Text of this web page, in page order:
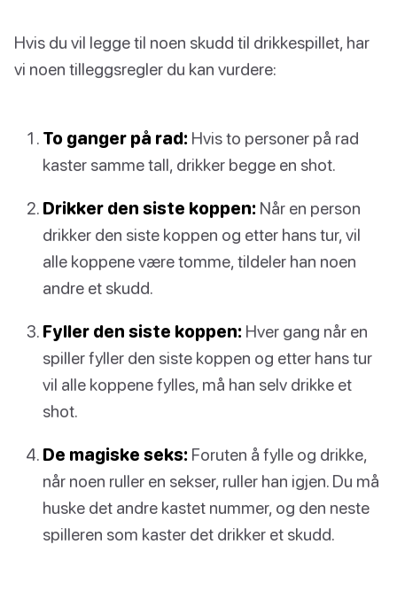
Hvis du vil legge til noen skudd til drikkespillet, har
vi noen tilleggsregler du kan vurdere:
To ganger på rad: Hvis to personer på rad
kaster samme tall, drikker begge en shot.
Drikker den siste koppen: Når en person
drikker den siste koppen og etter hans tur, vil
alle koppene være tomme, tildeler han noen
andre et skudd.
Fyller den siste koppen: Hver gang når en
spiller fyller den siste koppen og etter hans tur
vil alle koppene fylles, må han selv drikke et
shot.
De magiske seks: Foruten å fylle og drikke,
når noen ruller en sekser, ruller han igjen. Du må
huske det andre kastet nummer, og den neste
spilleren som kaster det drikker et skudd.